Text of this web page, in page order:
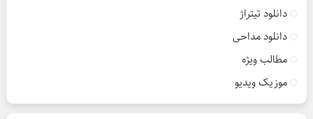
دانلود تیتراژ
دانلود مداحی
مطالب ویژه
موزیک ویدیو